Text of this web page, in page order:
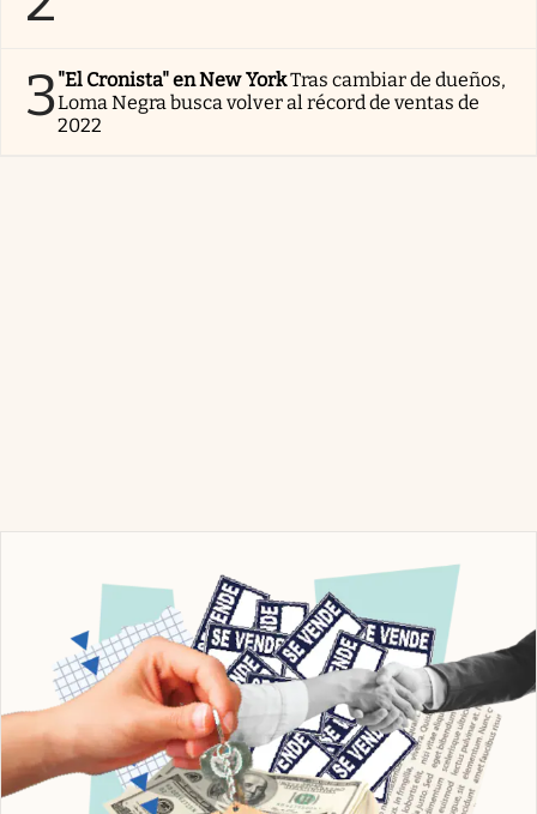
3"El Cronista" en New YorkTras cambiar de dueños,
Loma Negra busca volver al récord de ventas de
2022